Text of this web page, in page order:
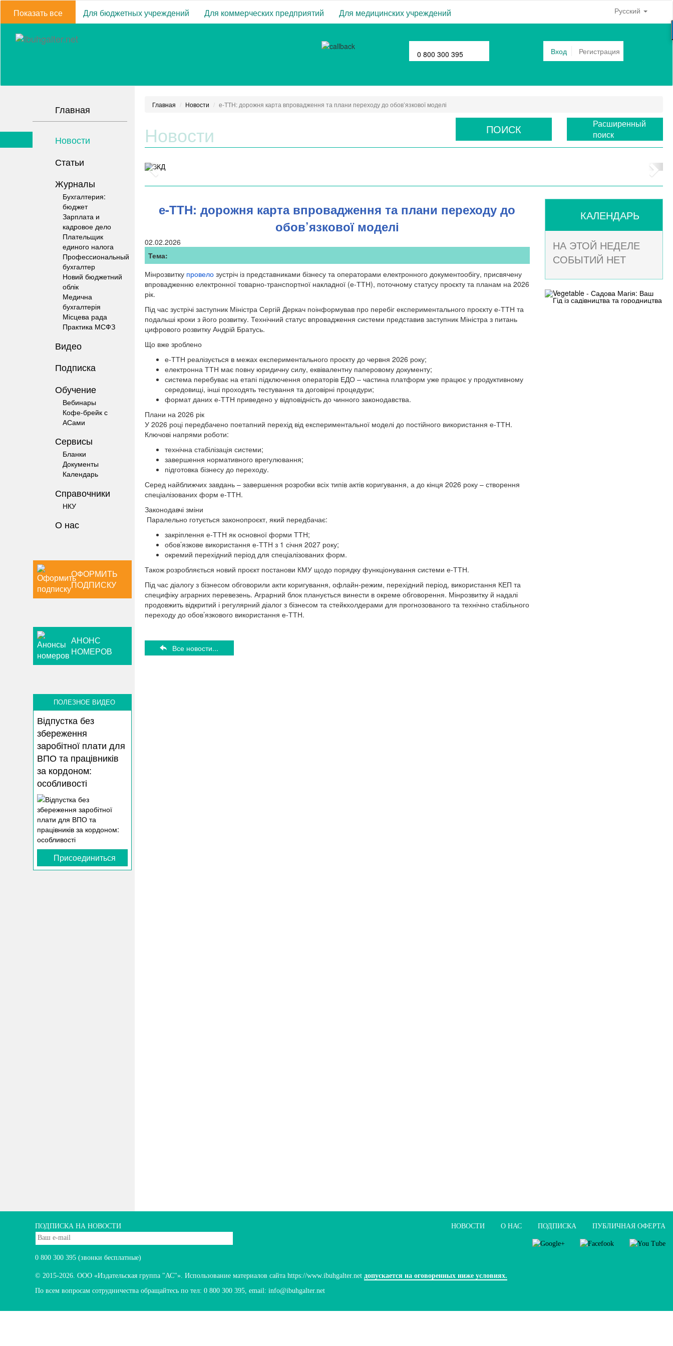
Показать все Для бюджетных учреждений Для коммерческих предприятий Для медицинских учреждений Русский
0 800 300 395 Вход Регистрация
Главная
Новости
Статьи
Журналы
Бухгалтерия:
бюджет
Зарплата и
кадровое дело
Плательщик
единого налога
Профессиональный
бухгалтер
Новий бюджетний
облік
Медична
бухгалтерія
Місцева рада
Практика МСФЗ
Видео
Подписка
Обучение
Вебинары
Кофе-брейк с
АСами
Сервисы
Бланки
Документы
Календарь
Справочники
НКУ
О нас
ОФОРМИТЬ
ПОДПИСКУ
АНОНС
НОМЕРОВ
ПОЛЕЗНОЕ ВИДЕО
Відпустка без
збереження
заробітної плати для
ВПО та працівників
за кордоном:
особливості
Присоединиться
Главная Новости е-ТТН: дорожня карта впровадження та плани переходу до обов’язкової моделі
Новости ПОИСК
Расширенный
поиск
е-ТТН: дорожня карта впровадження та плани переходу до
обов’язкової моделі
02.02.2026
Тема:
Мінрозвитку провело зустріч із представниками бізнесу та операторами електронного документообігу, присвячену
впровадженню електронної товарно-транспортної накладної (е-ТТН), поточному статусу проєкту та планам на 2026
рік.
Під час зустрічі заступник Міністра Сергій Деркач поінформував про перебіг експериментального проєкту е-ТТН та
подальші кроки з його розвитку. Технічний статус впровадження системи представив заступник Міністра з питань
цифрового розвитку Андрій Братусь.
Що вже зроблено
е-ТТН реалізується в межах експериментального проєкту до червня 2026 року;
електронна ТТН має повну юридичну силу, еквівалентну паперовому документу;
система перебуває на етапі підключення операторів ЕДО – частина платформ уже працює у продуктивному
середовищі, інші проходять тестування та договірні процедури;
формат даних е-ТТН приведено у відповідність до чинного законодавства.
Плани на 2026 рік
У 2026 році передбачено поетапний перехід від експериментальної моделі до постійного використання е-ТТН.
Ключові напрями роботи:
технічна стабілізація системи;
завершення нормативного врегулювання;
підготовка бізнесу до переходу.
Серед найближчих завдань – завершення розробки всіх типів актів коригування, а до кінця 2026 року – створення
спеціалізованих форм е-ТТН.
Законодавчі зміни
Паралельно готується законопроєкт, який передбачає:
закріплення е-ТТН як основної форми ТТН;
обов’язкове використання е-ТТН з 1 січня 2027 року;
окремий перехідний період для спеціалізованих форм.
Також розробляється новий проєкт постанови КМУ щодо порядку функціонування системи е-ТТН.
Під час діалогу з бізнесом обговорили акти коригування, офлайн-режим, перехідний період, використання КЕП та
специфіку аграрних перевезень. Аграрний блок планується винести в окреме обговорення. Мінрозвитку й надалі
продовжить відкритий і регулярний діалог з бізнесом та стейкхолдерами для прогнозованого та технічно стабільного
переходу до обов’язкового використання е-ТТН.
Все новости...
КАЛЕНДАРЬ
НА ЭТОЙ НЕДЕЛЕ
СОБЫТИЙ НЕТ
ПОДПИСКА НА НОВОСТИ
0 800 300 395 (звонки бесплатные)
НОВОСТИ О НАС ПОДПИСКА ПУБЛИЧНАЯ ОФЕРТА
© 2015-2026. ООО «Издательская группа "АС"». Использование материалов сайта https://www.ibuhgalter.net допускается на оговоренных ниже условиях.
По всем вопросам сотрудничества обращайтесь по тел: 0 800 300 395, email: info@ibuhgalter.net